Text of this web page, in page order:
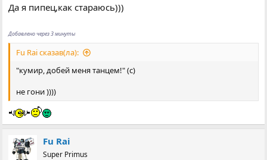
Да я пипец,как стараюсь)))
Добавлено через 3 минуты
Fu Rai сказав(ла):
"кумир, добей меня танцем!" (с)
не гони ))))
Fu Rai
Super Primus